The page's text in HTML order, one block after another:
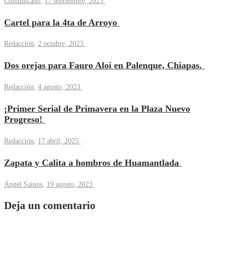
Cartel para la 4ta de Arroyo
Redacción, 2 octubre, 2023
Dos orejas para Fauro Aloi en Palenque, Chiapas.
Redacción, 4 agosto, 2023
¡Primer Serial de Primavera en la Plaza Nuevo
Progreso!
Redacción, 17 abril, 2025
Zapata y Calita a hombros de Huamantlada
Ángel Sainos, 19 agosto, 2023
Deja un comentario